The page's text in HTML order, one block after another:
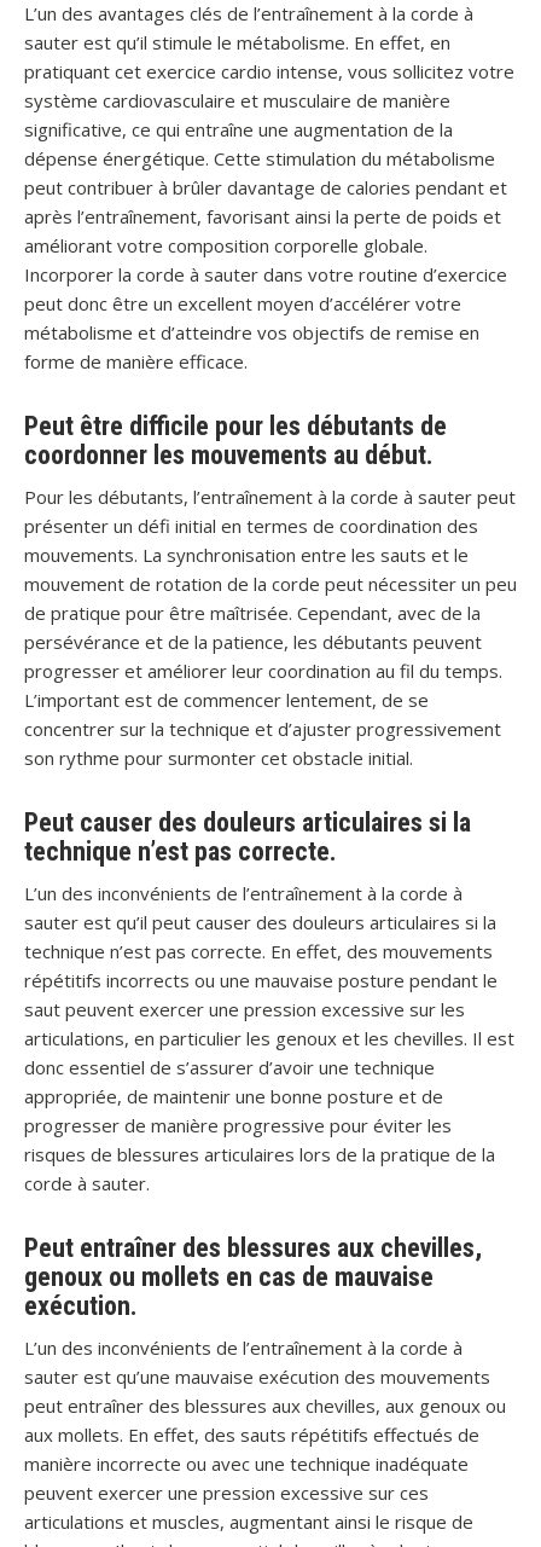
L’un des avantages clés de l’entraînement à la corde à
sauter est qu’il stimule le métabolisme. En effet, en
pratiquant cet exercice cardio intense, vous sollicitez votre
système cardiovasculaire et musculaire de manière
significative, ce qui entraîne une augmentation de la
dépense énergétique. Cette stimulation du métabolisme
peut contribuer à brûler davantage de calories pendant et
après l’entraînement, favorisant ainsi la perte de poids et
améliorant votre composition corporelle globale.
Incorporer la corde à sauter dans votre routine d’exercice
peut donc être un excellent moyen d’accélérer votre
métabolisme et d’atteindre vos objectifs de remise en
forme de manière efficace.
Peut être difficile pour les débutants de
coordonner les mouvements au début.
Pour les débutants, l’entraînement à la corde à sauter peut
présenter un défi initial en termes de coordination des
mouvements. La synchronisation entre les sauts et le
mouvement de rotation de la corde peut nécessiter un peu
de pratique pour être maîtrisée. Cependant, avec de la
persévérance et de la patience, les débutants peuvent
progresser et améliorer leur coordination au fil du temps.
L’important est de commencer lentement, de se
concentrer sur la technique et d’ajuster progressivement
son rythme pour surmonter cet obstacle initial.
Peut causer des douleurs articulaires si la
technique n’est pas correcte.
L’un des inconvénients de l’entraînement à la corde à
sauter est qu’il peut causer des douleurs articulaires si la
technique n’est pas correcte. En effet, des mouvements
répétitifs incorrects ou une mauvaise posture pendant le
saut peuvent exercer une pression excessive sur les
articulations, en particulier les genoux et les chevilles. Il est
donc essentiel de s’assurer d’avoir une technique
appropriée, de maintenir une bonne posture et de
progresser de manière progressive pour éviter les
risques de blessures articulaires lors de la pratique de la
corde à sauter.
Peut entraîner des blessures aux chevilles,
genoux ou mollets en cas de mauvaise
exécution.
L’un des inconvénients de l’entraînement à la corde à
sauter est qu’une mauvaise exécution des mouvements
peut entraîner des blessures aux chevilles, aux genoux ou
aux mollets. En effet, des sauts répétitifs effectués de
manière incorrecte ou avec une technique inadéquate
peuvent exercer une pression excessive sur ces
articulations et muscles, augmentant ainsi le risque de